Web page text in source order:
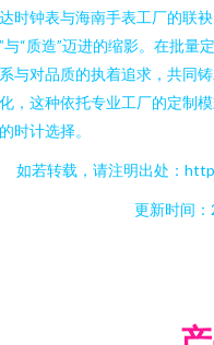
时钟表与海南手表工厂的联
与“质造”迈进的缩影。在批量
与对品质的执着追求，共同
，这种依托专业工厂的定制
时计选择。
如若转载，请注明出处：
更新时间